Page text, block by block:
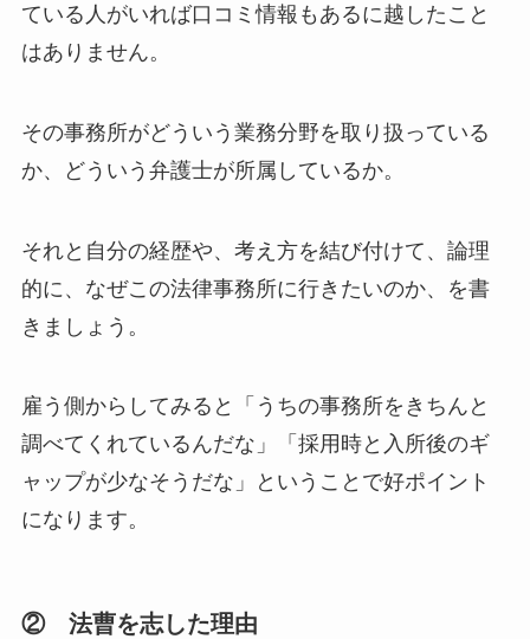
ている人がいれば口コミ情報もあるに越したこと
はありません。
その事務所がどういう業務分野を取り扱っている
か、どういう弁護士が所属しているか。
それと自分の経歴や、考え方を結び付けて、論理
的に、なぜこの法律事務所に行きたいのか、を書
きましょう。
雇う側からしてみると「うちの事務所をきちんと
調べてくれているんだな」「採用時と入所後のギ
ャップが少なそうだな」ということで好ポイント
になります。
② 法曹を志した理由